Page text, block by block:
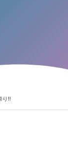
り!!